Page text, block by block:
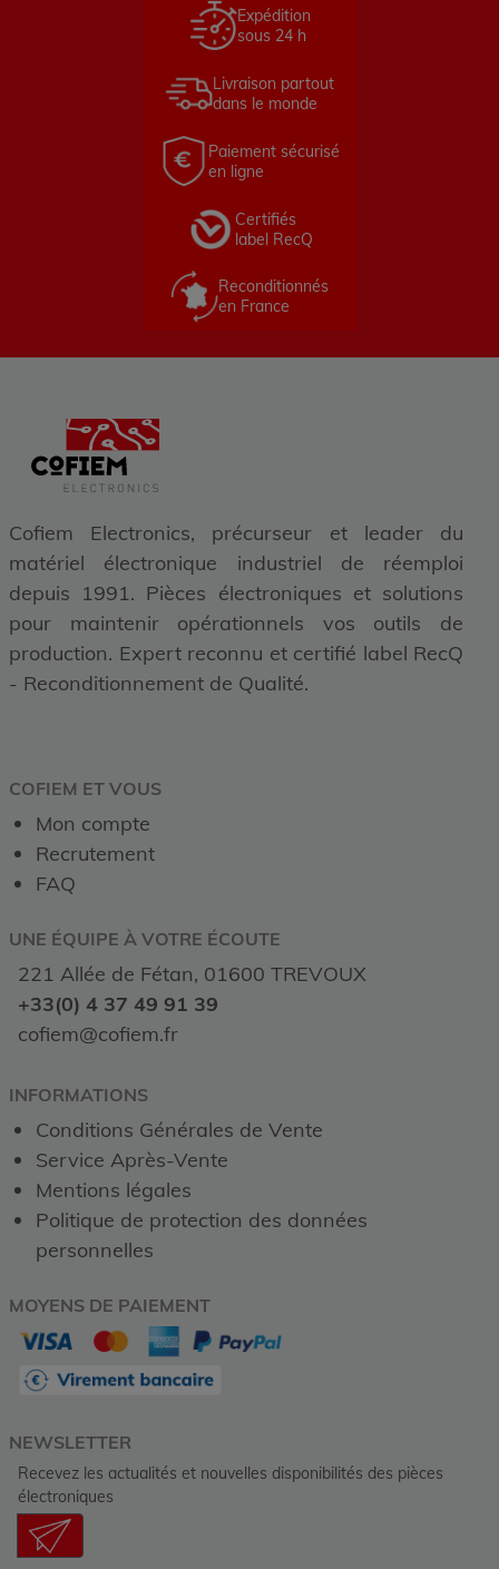
Expédition
sous 24 h
Livraison partout
dans le monde
Paiement sécurisé
en ligne
Certifiés
label RecQ
Reconditionnés
en France
Cofiem Electronics, précurseur et leader du
matériel électronique industriel de réemploi
depuis 1991. Pièces électroniques et solutions
pour maintenir opérationnels vos outils de
production. Expert reconnu et certifié label RecQ
- Reconditionnement de Qualité.
COFIEM ET VOUS
Mon compte
Recrutement
FAQ
UNE ÉQUIPE À VOTRE ÉCOUTE
221 Allée de Fétan, 01600 TREVOUX
+33(0) 4 37 49 91 39
cofiem@cofiem.fr
INFORMATIONS
Conditions Générales de Vente
Service Après-Vente
Mentions légales
Politique de protection des données
personnelles
MOYENS DE PAIEMENT
NEWSLETTER
Recevez les actualités et nouvelles disponibilités des pièces
électroniques